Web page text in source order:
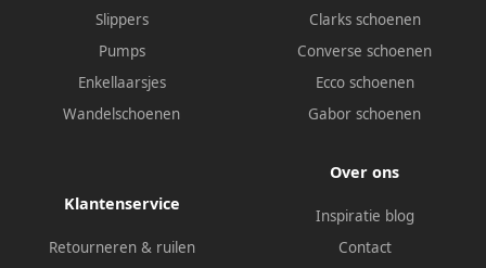
Slippers
Pumps
Enkellaarsjes
Wandelschoenen
Clarks schoenen
Converse schoenen
Ecco schoenen
Gabor schoenen
Klantenservice
Retourneren & ruilen
Over ons
Inspiratie blog
Contact